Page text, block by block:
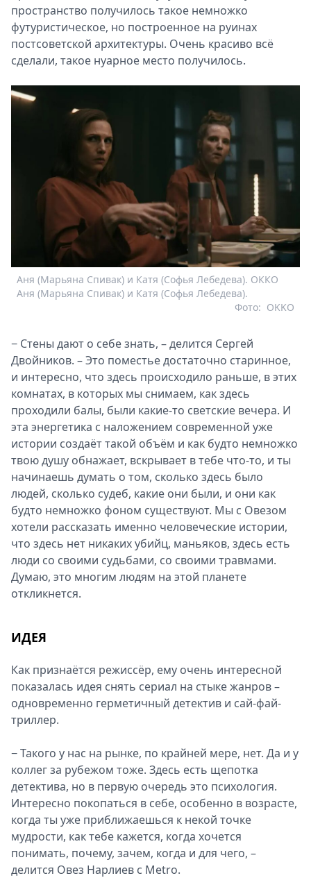
пространство получилось такое немножко
футуристическое, но построенное на руинах
постсоветской архитектуры. Очень красиво всё
сделали, такое нуарное место получилось.
Аня (Марьяна Спивак) и Катя (Софья Лебедева). ОККО
Аня (Марьяна Спивак) и Катя (Софья Лебедева).
OKKO
Фото:
− Стены дают о себе знать, – делится Сергей
Двойников. – Это поместье достаточно старинное,
и интересно, что здесь происходило раньше, в этих
комнатах, в которых мы снимаем, как здесь
проходили балы, были какие-то светские вечера. И
эта энергетика с наложением современной уже
истории создаёт такой объём и как будто немножко
твою душу обнажает, вскрывает в тебе что-то, и ты
начинаешь думать о том, сколько здесь было
людей, сколько судеб, какие они были, и они как
будто немножко фоном существуют. Мы с Овезом
хотели рассказать именно человеческие истории,
что здесь нет никаких убийц, маньяков, здесь есть
люди со своими судьбами, со своими травмами.
Думаю, это многим людям на этой планете
откликнется.
ИДЕЯ
Как признаётся режиссёр, ему очень интересной
показалась идея снять сериал на стыке жанров –
одновременно герметичный детектив и сай-фай-
триллер.
− Такого у нас на рынке, по крайней мере, нет. Да и у
коллег за рубежом тоже. Здесь есть щепотка
детектива, но в первую очередь это психология.
Интересно покопаться в себе, особенно в возрасте,
когда ты уже приближаешься к некой точке
мудрости, как тебе кажется, когда хочется
понимать, почему, зачем, когда и для чего, –
делится Овез Нарлиев с Metro.